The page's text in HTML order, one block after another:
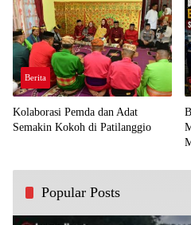
Berita
Kolaborasi Pemda dan Adat
Semakin Kokoh di Patilanggio
Popular Posts